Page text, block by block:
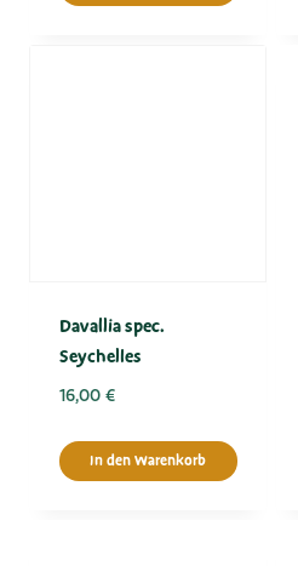
Davallia spec.
Seychelles
16,00 €
In den Warenkorb